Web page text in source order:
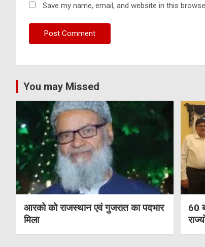
Save my name, email, and website in this
You may Missed
आरको को राजस्थान एवं गुजरात का पदभार
मिला
60